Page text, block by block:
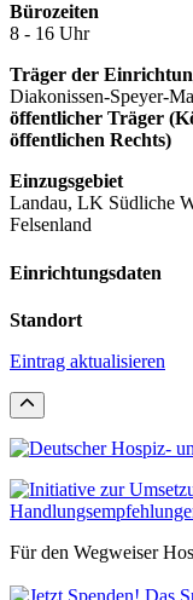
Bürozeiten
8 - 16 Uhr
Träger der
Diakonissen-Speyer-
öffentlicher Träger
öffentlichen Rechts)
Einzugsgebiet
Landau, LK Südliche
Felsenland
Einrichtungsdaten
Standort
Eintrag aktualisieren
Für den Wegweiser